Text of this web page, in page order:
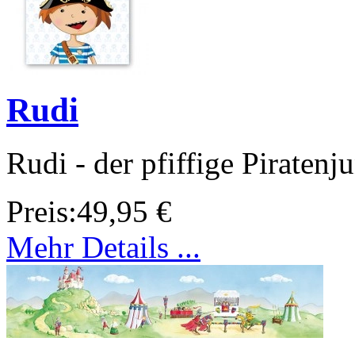
Rudi
Rudi - der pfiffige
Preis:49,95 €
Mehr Details ...